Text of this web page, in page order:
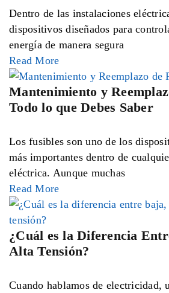
Dentro de las instalaciones
dispositivos diseñados para
energía de manera segura
Read More
Mantenimiento y
Todo lo que Debes Saber
Los fusibles son uno de los
más importantes dentro de
eléctrica. Aunque muchas
Read More
¿Cuál es la Diferencia
Alta Tensión?
Cuando hablamos de electricidad,